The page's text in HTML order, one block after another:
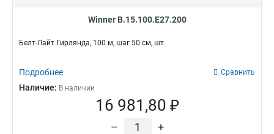
Winner B.15.100.E27.200
Белт-Лайт Гирлянда, 100 м, шаг 50 см, шт.
Подробнее Сравнить
Наличие: В наличии
16 981,80 ₽
– +